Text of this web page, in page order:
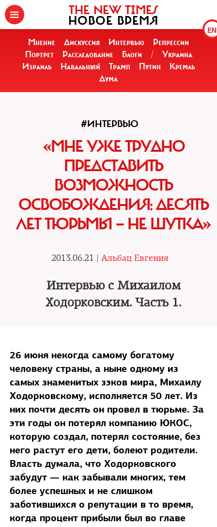
EN
THE NEW TIMES
НОВОЕ ВРЕМЯ
Мнение Дискуссия Интервью
Репрессии
Портрет
Расследование Блоги /
Украина
Израиль
Навальный Трамп Путин
Кремль
Дума
#ИНТЕРВЬЮ
«МНЕ УЖЕ ТРУДНО
ПРЕДСТАВИТЬ
ВОЗМОЖНОСТЬ
ОСВОБОЖДЕНИЯ: ДЕСЯТЬ
ЛЕТ ТЮРЬМЫ — НЕ ШУТКА»
2013.06.21 | Альбац Евгения
Интервью с Михаилом
Ходорковским. Часть 1.
26 июня некогда самому богатому
человеку страны, а ныне одному из
самых знаменитых зэков мира, Михаилу
Ходорковскому, исполняется 50 лет. Из
них почти десять он провел в тюрьме. За
эти годы он потерял компанию ЮКОС,
которую создал, потерял состояние, без
него растут его дети, болеют родители.
Власть думала, что Ходорковского
забудут — как забывали многих, тем
более успешных и не слишком
заботившихся о репутации в то время,
когда процент прибыли был во главе